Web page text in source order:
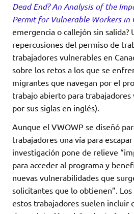
Dead End? An Analysis of the
Permit for Vulnerable Workers in
emergencia o callejón sin salida?
repercusiones del permiso de
trabajadores vulnerables en
sobre los retos a los que se
migrantes que navegan por el
trabajo abierto para trabajadores
por sus siglas en inglés).
Aunque el VWOWP se diseñó
trabajadores una vía para
investigación pone de relieve
para acceder al programa y
nuevas vulnerabilidades que
solicitantes que lo obtienen”.
estos trabajadores suelen incluir